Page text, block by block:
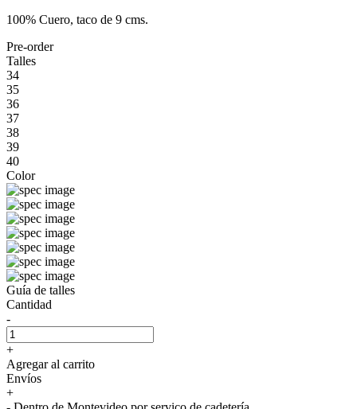
100% Cuero, taco de 9 cms.
Pre-order
Talles
34
35
36
37
38
39
40
Color
Guía de talles
Cantidad
-
+
Agregar al carrito
Envíos
+